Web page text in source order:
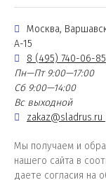
Москва,
А-15
8 (495) 740-06-85
Пн—Пт 9:00—17:00
Сб 9:00—14:00
Вс выходной
zakaz@sladrus.ru
Мы получаем и
нашего сайта в
даете согласия на